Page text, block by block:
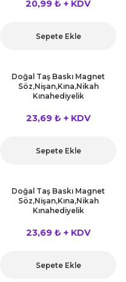
20,99 ₺ + KDV
Sepete Ekle
Doğal Taş Baskı Magnet
Söz,Nişan,Kına,Nikah
Kınahediyelik
23,69 ₺ + KDV
Sepete Ekle
Doğal Taş Baskı Magnet
Söz,Nişan,Kına,Nikah
Kınahediyelik
23,69 ₺ + KDV
Sepete Ekle